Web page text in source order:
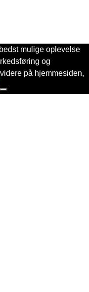
mulige oplevelse
og
på hjemmesiden,